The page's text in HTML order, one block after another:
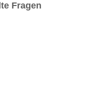
Fragen